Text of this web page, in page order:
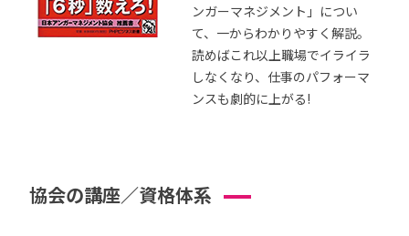
ンガーマネジメント」につい
て、一からわかりやすく解説。
読めばこれ以上職場でイライラ
しなくなり、仕事のパフォーマ
ンスも劇的に上がる!
協会の講座／資格体系